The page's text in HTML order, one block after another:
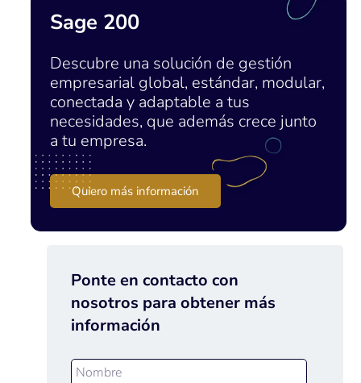
Sage 200
Descubre una solución de gestión
empresarial global, estándar, modular,
conectada y adaptable a tus
necesidades, que además crece junto
a tu empresa.
Quiero más información
Ponte en contacto con
nosotros para obtener más
información